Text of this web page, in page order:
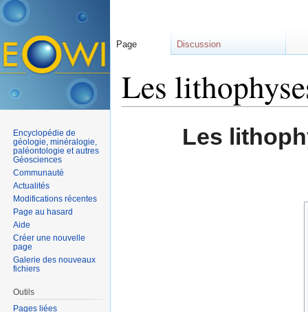
Les
Les
Page Discussion
Encyclopédie de
géologie, minéralogie,
paléontologie et autres
Géosciences
Communauté
Actualités
Modifications récentes
Page au hasard
Aide
Créer une nouvelle
page
Galerie des nouveaux
fichiers
Outils
Pages liées